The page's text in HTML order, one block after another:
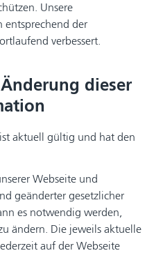
Unsere
entsprechend der
verbessert.
dieser
aktuell gültig und hat den
Webseite und
geänderter gesetzlicher
es notwendig werden,
ändern. Die jeweils aktuelle
auf der Webseite